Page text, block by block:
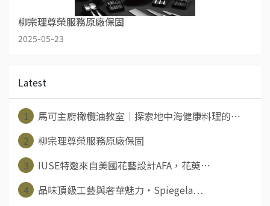
柳宗理尊榮服務原廠保固
2025-05-23
Latest
1
馬可主廚橄欖油教室｜探索地中海健康料理的⋯
2
柳宗理尊榮服務原廠保固
3
IUSE特邀來自美國花藝設計AFA，花萸⋯
4
品味頂級工藝與奢華魅力‧Spiegela⋯